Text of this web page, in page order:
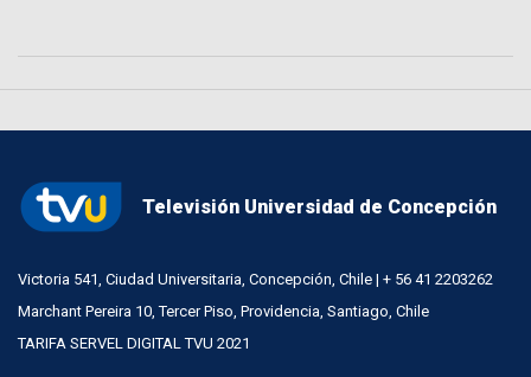
Televisión Universidad de Concepción
Victoria 541, Ciudad Universitaria, Concepción, Chile | + 56 41 2203262
Marchant Pereira 10, Tercer Piso, Providencia, Santiago, Chile
TARIFA SERVEL DIGITAL TVU 2021